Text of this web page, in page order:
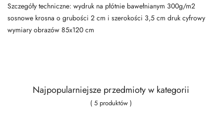
Szczegóły techniczne: wydruk na płótnie bawełnianym 300g/m2
sosnowe krosna o grubości 2 cm i szerokości 3,5 cm druk cyfrowy
wymiary obrazów 85x120 cm
Najpopularniejsze przedmioty w kategorii
( 5 produktów )